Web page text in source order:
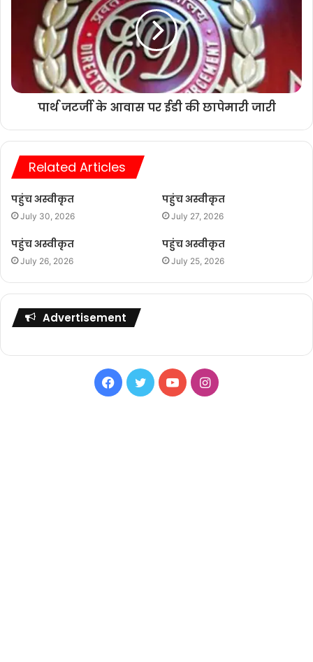
पार्थ जटर्जी के आवास पर ईडी की छापेमारी जारी
Related Articles
पहुंच अस्वीकृत
July 30, 2026
पहुंच अस्वीकृत
July 27, 2026
पहुंच अस्वीकृत
July 26, 2026
पहुंच अस्वीकृत
July 25, 2026
Advertisement
Facebook
TwitterYouTubeInstagram